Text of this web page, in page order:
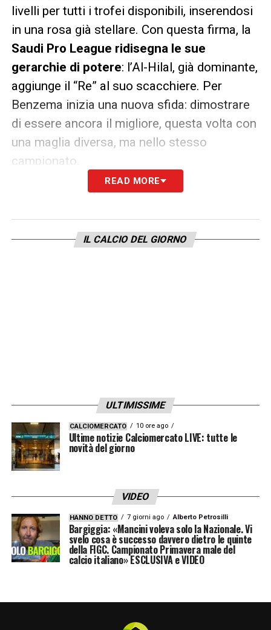
livelli per tutti i trofei disponibili, inserendosi
in una rosa già stellare. Con questa firma, la
Saudi Pro League ridisegna le sue
gerarchie di potere: l’Al-Hilal, già dominante,
aggiunge il “Re” al suo scacchiere. Per
Benzema inizia una nuova sfida: dimostrare
di essere ancora il migliore, questa volta con
una maglia diversa, ma nello stesso
campionato.
READ MORE
IL CALCIO DEL GIORNO
ULTIMISSIME
CALCIOMERCATO 10 ore ago
Ultime notizie Calciomercato LIVE: tutte le
novità del giorno
VIDEO
HANNO DETTO 7 giorni ago Alberto Petrosilli
Bargiggia: «Mancini voleva solo la Nazionale. Vi
svelo cosa è successo davvero dietro le quinte
della FIGC. Campionato Primavera male del
calcio italiano» ESCLUSIVA e VIDEO